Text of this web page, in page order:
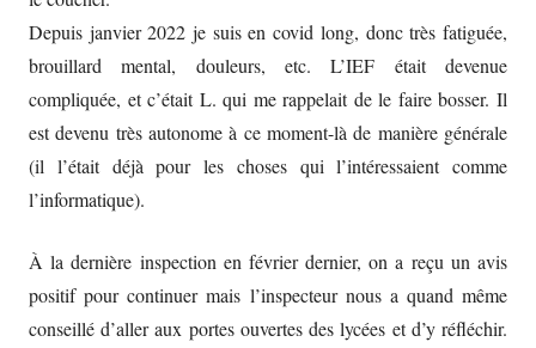
Depuis janvier 2022 je suis en covid long, donc très fatiguée,
brouillard mental, douleurs, etc. L’IEF était devenue
compliquée, et c’était L. qui me rappelait de le faire bosser. Il
est devenu très autonome à ce moment-là de manière générale
(il l’était déjà pour les choses qui l’intéressaient comme
l’informatique).
À la dernière inspection en février dernier, on a reçu un avis
positif pour continuer mais l’inspecteur nous a quand même
conseillé d’aller aux portes ouvertes des lycées et d’y réfléchir.